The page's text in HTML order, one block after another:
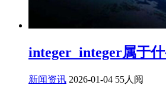
integer_integer属于
新闻资讯 2026-01-04 55人阅